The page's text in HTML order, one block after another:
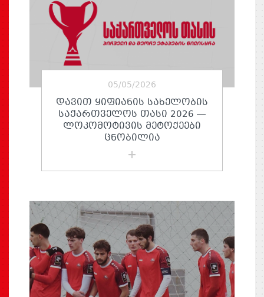
05/05/2026
ᲓᲐᲕᲘᲗ ᲧᲘᲤᲘᲐᲜᲘᲡ ᲡᲐᲮᲔᲚᲝᲑᲘᲡ
ᲡᲐᲥᲐᲠᲗᲕᲔᲚᲝᲡ ᲗᲐᲡᲘ 2026 —
ᲚᲝᲙᲝᲛᲝᲢᲘᲕᲘᲡ ᲛᲔᲢᲝᲥᲔᲔᲑᲘ
ᲪᲜᲝᲑᲘᲚᲘᲐ